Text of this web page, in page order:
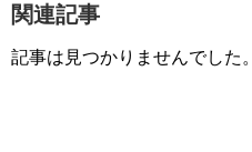
関連記事
記事は見つかりませんでした。